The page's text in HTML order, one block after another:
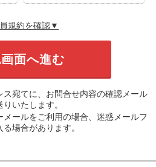
規約を確認▼
宛てに、お問合せ内容の確認メール
りいたします。
ールをご利用の場合、迷惑メールフ
る場合があります。